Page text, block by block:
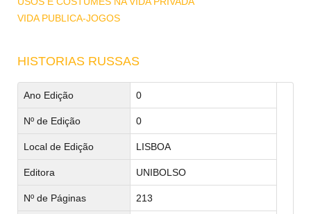
VIDA PUBLICA-JOGOS
HISTORIAS RUSSAS
Ano Edição 0
Nº de Edição 0
Local de Edição LISBOA
Editora UNIBOLSO
Nº de Páginas 213